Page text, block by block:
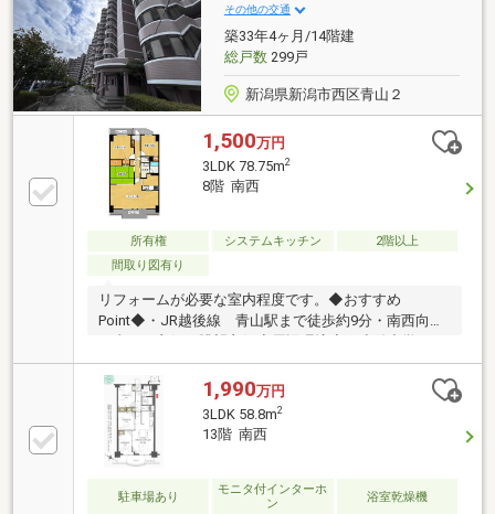
その他の交通
築33年4ヶ月/14階建
総戸数299戸
新潟県新潟市西区青山２
1,500万円
3LDK 78.75m2
8階 南西
所有権 システムキッチン
2階以上
間取り図有り
リフォームが必要な室内程度です。◆おすすめ
Point◆・JR越後線 青山駅まで徒歩約9分・南西向き
校・・・約1440ｍ・クスリのアオキ青山店・・・約
640ｍ・イオン新潟青山店・・・約210ｍ
1,990万円
3LDK 58.8m2
13階 南西
駐車場あり
モニタ付インターホ
ン
浴室乾燥機